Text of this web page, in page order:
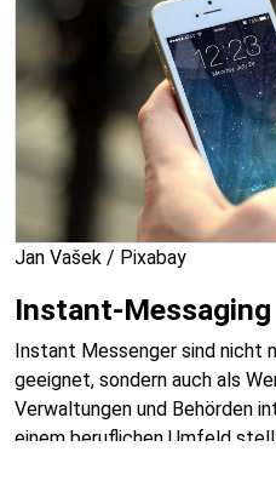
Jan Vašek / Pixabay
Instant-
Instant Messenger sind nicht
geeignet, sondern auch als
Verwaltungen und Behörden
einem beruflichen Umfeld